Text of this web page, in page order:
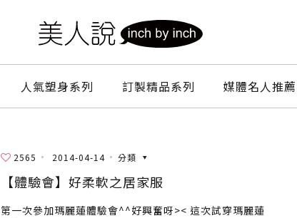
人氣塑身系列 訂製精品系列 媒體名人推薦
2565 2014-04-14 分類
【體驗會】好柔軟之居家服
第一次參加瑪麗蓮體驗會^^好興奮呀>< 這次試穿瑪麗蓮